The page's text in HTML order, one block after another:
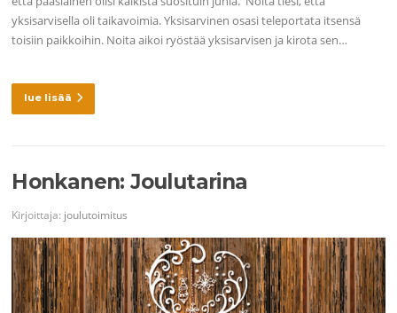
yksisarvisella oli taikavoimia. Yksisarvinen osasi teleportata itsensä
toisiin paikkoihin. Noita aikoi ryöstää yksisarvisen ja kirota sen…
lue lisää
Honkanen: Joulutarina
Kirjoittaja: joulutoimitus